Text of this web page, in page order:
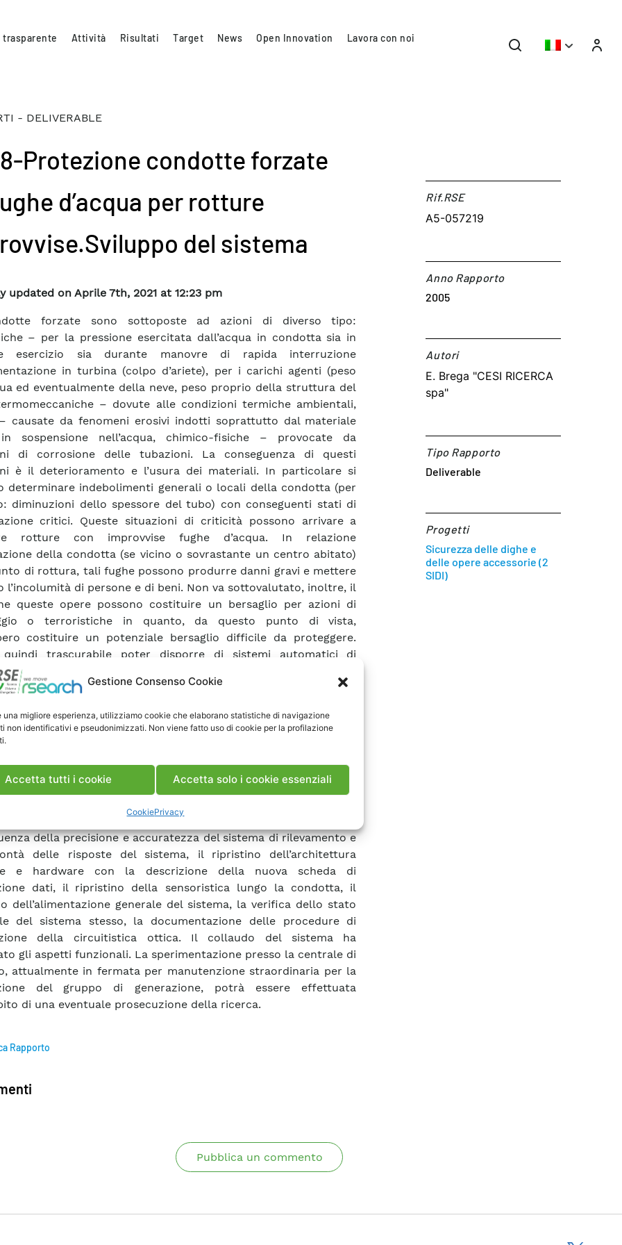
Gestione Consenso Cookie
una migliore esperienza, utilizziamo cookie che elaborano statistiche di navigazione
non identificativi e pseudonimizzati. Non viene fatto uso di cookie per la profilazione
Accetta tutti i cookie Accetta solo i cookie essenziali
CookiePrivacy
trasparente Attività Risultati Target News Open Innovation Lavora con noi
- DELIVERABLE
Protezione condotte forzate
d’acqua per rotture
del sistema
updated on Aprile 7th, 2021 at 12:23 pm
forzate sono sottoposte ad azioni di diverso tipo:
– per la pressione esercitata dall’acqua in condotta sia in
esercizio sia durante manovre di rapida interruzione
in turbina (colpo d’ariete), per i carichi agenti (peso
ed eventualmente della neve, peso proprio della struttura del
– dovute alle condizioni termiche ambientali,
causate da fenomeni erosivi indotti soprattutto dal materiale
sospensione nell’acqua, chimico-fisiche – provocate da
di corrosione delle tubazioni. La conseguenza di questi
è il deterioramento e l’usura dei materiali. In particolare si
determinare indebolimenti generali o locali della condotta (per
diminuzioni dello spessore del tubo) con conseguenti stati di
critici. Queste situazioni di criticità possono arrivare a
rotture con improvvise fughe d’acqua. In relazione
della condotta (se vicino o sovrastante un centro abitato)
di rottura, tali fughe possono produrre danni gravi e mettere
l’incolumità di persone e di beni. Non va sottovalutato, inoltre, il
queste opere possono costituire un bersaglio per azioni di
o terroristiche in quanto, da questo punto di vista,
costituire un potenziale bersaglio difficile da proteggere.
trascurabile poter disporre di sistemi automatici di
dello stato di integrità della condotta in particolare per
al minimo il rischio di fughe d’acqua, con l’obiettivo di limitare il
ha lo scopo di rispondere a tali necessità e ha riguardato il
di un sistema prototipale di protezione di condotte forzate
di una ampia tipologia di impianti (impianti di alta
con condotta lunga, grande salto e portata medio-piccola,
nel presente rapporto riguarda: un approfondimento
della precisione e accuratezza del sistema di rilevamento e
delle risposte del sistema, il ripristino dell’architettura
e hardware con la descrizione della nuova scheda di
dati, il ripristino della sensoristica lungo la condotta, il
dell’alimentazione generale del sistema, la verifica dello stato
del sistema stesso, la documentazione delle procedure di
della circuitistica ottica. Il collaudo del sistema ha
gli aspetti funzionali. La sperimentazione presso la centrale di
attualmente in fermata per manutenzione straordinaria per la
del gruppo di generazione, potrà essere effettuata
di una eventuale prosecuzione della ricerca.
Rapporto
Rif.RSE​
A5-057219
Anno Rapporto
2005
Autori​
E. Brega "CESI RICERCA
spa"
Tipo Rapporto
Deliverable
Progetti
Sicurezza delle dighe e
delle opere accessorie (2
SIDI)
Pubblica un commento